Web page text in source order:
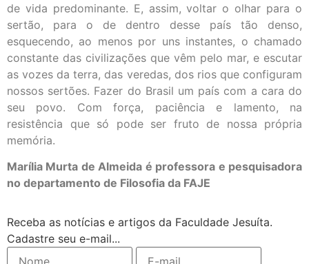
de vida predominante. E, assim, voltar o olhar para o
sertão, para o de dentro desse país tão denso,
esquecendo, ao menos por uns instantes, o chamado
constante das civilizações que vêm pelo mar, e escutar
as vozes da terra, das veredas, dos rios que configuram
nossos sertões. Fazer do Brasil um país com a cara do
seu povo. Com força, paciência e lamento, na
resistência que só pode ser fruto de nossa própria
memória.
Marília Murta de Almeida é professora e pesquisadora
no departamento de Filosofia da FAJE
Receba as notícias e artigos da Faculdade Jesuíta.
Cadastre seu e-mail...